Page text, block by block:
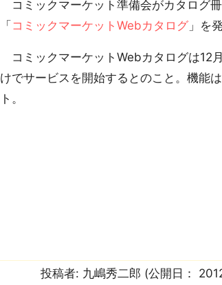
コミックマーケット準備会がカタログ
「 コミックマーケットWebカタログ 」を
コミックマーケットWebカタログは12
けでサービスを開始するとのこと。機能
ト。
投稿者: 九嶋秀二郎 (公開日：